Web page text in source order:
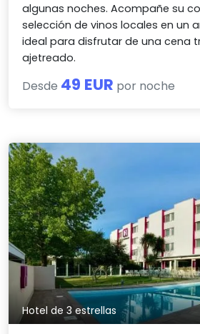
algunas noches. Acompañe su
selección de vinos locales en un
ideal para disfrutar de una cena
ajetreado.
Desde 49 EUR por noche
Hotel de 3 estrellas